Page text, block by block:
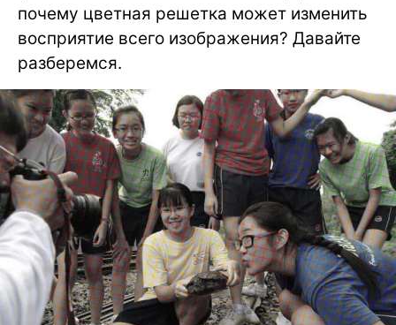
почему цветная решетка может изменить
восприятие всего изображения? Давайте
разберемся.